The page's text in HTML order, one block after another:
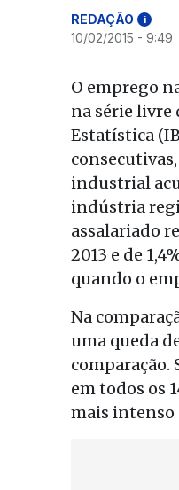
REDAÇÃO i
10/02/2015 - 9:49
O emprego
na série livre
Estatística
industrial
indústria
assalariado
2013 e de
quando o
Na
uma queda
em todos os
mais intenso